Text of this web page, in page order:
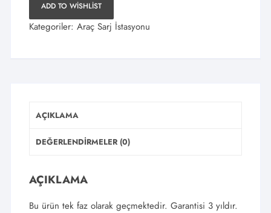
Faz/230V
AC
adet
ADD TO WISHLIST
Kategoriler:Araç Sarj İstasyonu
AÇIKLAMA
DEĞERLENDIRMELER (0)
AÇIKLAMA
Bu ürün tek faz olarak geçmektedir. Garantisi 3 yıldır.